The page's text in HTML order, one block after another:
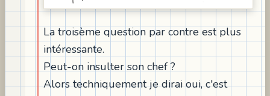
La troisème question par contre est plus
intéressante.
Peut-on insulter son chef ?
Alors techniquement je dirai oui, c'est